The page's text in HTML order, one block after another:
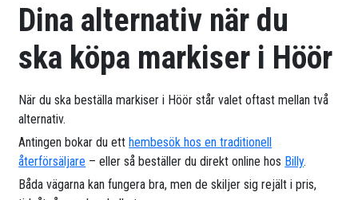
Dina alternativ när du
ska köpa markiser i Höör
När du ska beställa markiser i Höör står valet oftast mellan två
alternativ.
Antingen bokar du etthembesök hos en traditionell
återförsäljare – eller så beställer du direkt online hos Billy.
Båda vägarna kan fungera bra, men de skiljer sig rejält i pris,